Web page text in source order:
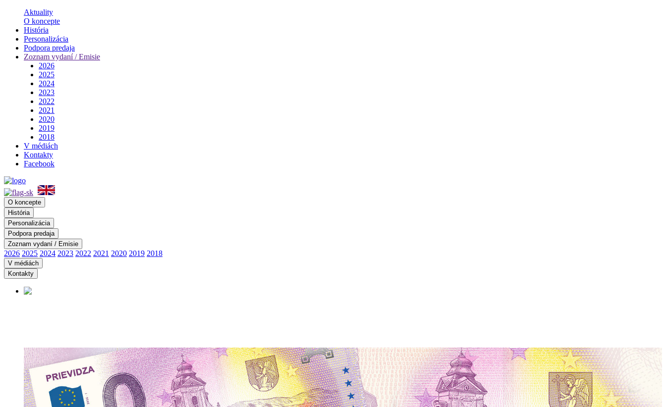
Aktuality
O koncepte
História
Personalizácia
Podpora predaja
Zoznam vydaní / Emisie
2026
2025
2024
2023
2022
2021
2020
2019
2018
V médiách
Kontakty
Facebook
O koncepte
História
Personalizácia
Podpora predaja
Zoznam vydaní / Emisie
2026 2025 2024 2023 2022 2021 2020 2019 2018
V médiách
Kontakty